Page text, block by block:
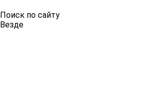
Поиск по сайту
Везде